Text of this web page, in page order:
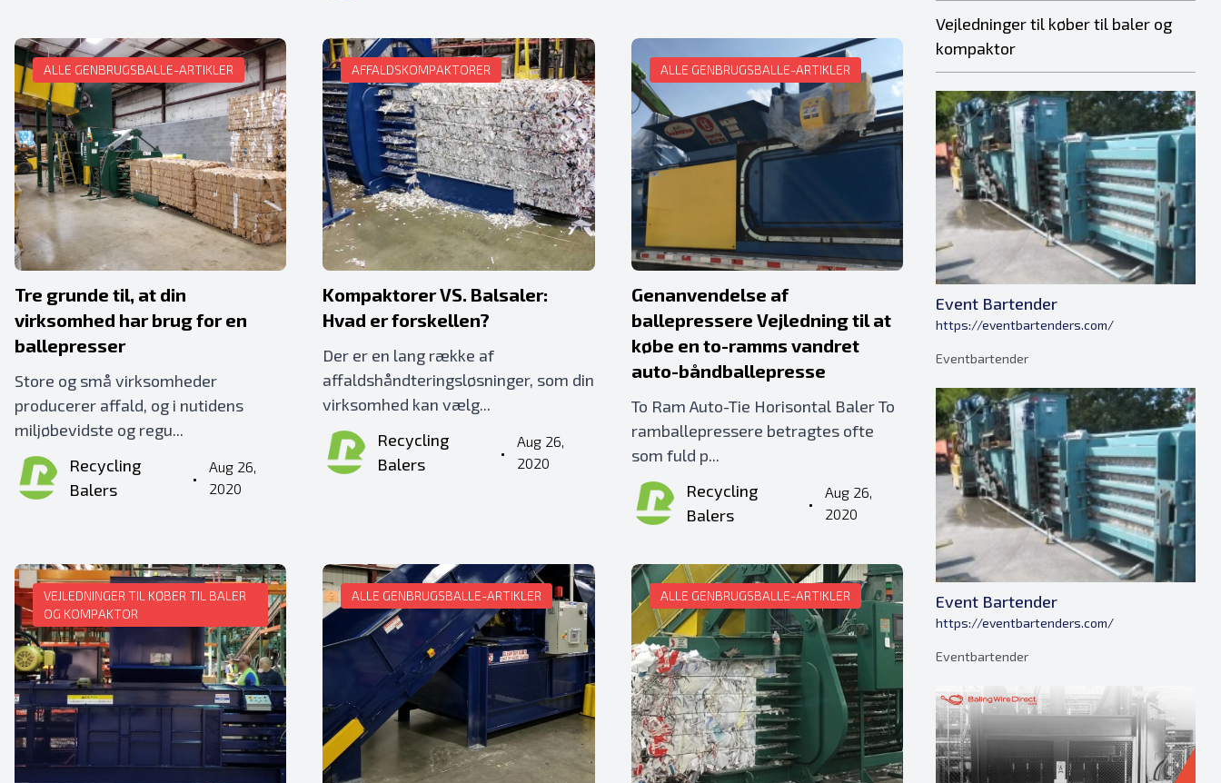
ALLE GENBRUGSBALLE-ARTIKLER
Tre grunde til, at din
virksomhed har brug for en
ballepresser
Store og små virksomheder
producerer affald, og i nutidens
miljøbevidste og regu...
Recycling
Balers
•
Aug 26,
2020
AFFALDSKOMPAKTORER
Kompaktorer VS. Balsaler:
Hvad er forskellen?
Der er en lang række af
affaldshåndteringsløsninger, som din
virksomhed kan vælg...
Recycling
Balers
•
Aug 26,
2020
ALLE GENBRUGSBALLE-ARTIKLER
Genanvendelse af
ballepressere Vejledning til at
købe en to-ramms vandret
auto-båndballepresse
To Ram Auto-Tie Horisontal Baler To
ramballepressere betragtes ofte
som fuld p...
Recycling
Balers
•
Aug 26,
2020
VEJLEDNINGER TIL KØBER TIL BALER
OG KOMPAKTOR
ALLE GENBRUGSBALLE-ARTIKLER ALLE GENBRUGSBALLE-ARTIKLER
Vejledninger til køber til baler og
kompaktor
Event Bartender
https://eventbartenders.com/
Eventbartender
Event Bartender
https://eventbartenders.com/
Eventbartender